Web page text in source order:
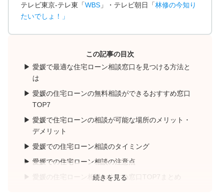
テレビ東京-テレ東「WBS 」・テレビ朝日「林修の今知り
たいでしょ！
」
この記事の目次
愛媛で最適な住宅ローン相談窓口を見つける方法と
は
愛媛の住宅ローンの無料相談ができるおすすめ窓口
TOP7
愛媛で住宅ローンの相談が可能な場所のメリット・
デメリット
愛媛での住宅ローン相談のタイミング
愛媛での住宅ローン相談の注意点
愛媛の住宅ローン相談おすすめ窓口TOP7まとめ
続きを見る